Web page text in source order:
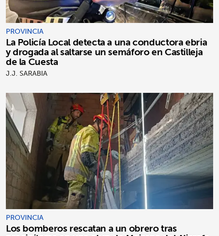
PROVINCIA
La Policía Local detecta a una conductora ebria
y drogada al saltarse un semáforo en Castilleja
de la Cuesta
J.J. SARABIA
PROVINCIA
Los bomberos rescatan a un obrero tras